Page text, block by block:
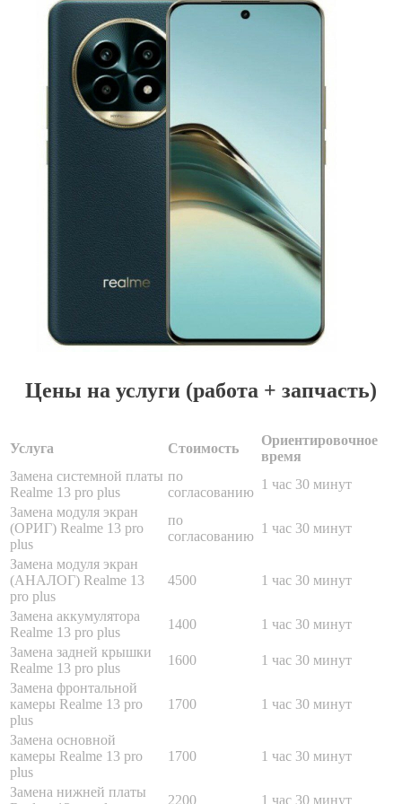
Цены на услуги (работа + запчасть)
Услуга Стоимость
Ориентировочное
время
Замена системной платы
Realme 13 pro plus
по
согласованию
1 час 30 минут
Замена модуля экран
(ОРИГ) Realme 13 pro
plus
по
согласованию
1 час 30 минут
Замена модуля экран
(АНАЛОГ) Realme 13
pro plus
4500 1 час 30 минут
Замена аккумулятора
Realme 13 pro plus
1400
1 час 30 минут
Замена задней крышки
Realme 13 pro plus
1600
1 час 30 минут
Замена фронтальной
камеры Realme 13 pro
plus
1700 1 час 30 минут
Замена основной
камеры Realme 13 pro
plus
1700 1 час 30 минут
Замена нижней платы
2200 1 час 30 минут